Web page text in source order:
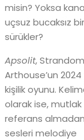
misin? Yoksa
uçsuz bucaksız
sürükler?
Apsolit, Strandom
Arthouse’un 2024
kişilik oyunu.
olarak ise, mutlak
referans
sesleri melodiye